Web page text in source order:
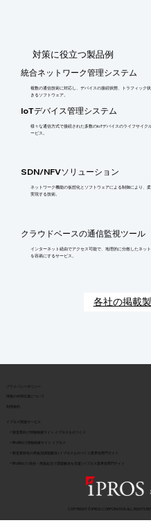
​対策に役立つ製品例
統合ネットワーク管理システム
複数の通信技術に対応し、デバイスの接続状態、トラフィック
きるソフトウェア。
IoTデバイス管理システム
様々な通信方式で接続された多数のIoTデバイスのライフサイ
ービス。
SDN/NFVソリューション
ネットワーク機能の仮想化とソフトウェアによる制御により、
実現する技術。
クラウドベースの通信監視ツール
インターネット経由でアクセス可能で、地理的に分散したネッ
を容易にするサービス。
各社の掲載
​情報の外部伝達について
COPYRIGHT © IPROS CORPORATION ALL RIGHTS
イプロス関連サービス
> 製造業向け情報検索サイト イプロスものづくり
> BtoB向け | 目的・用途起点で課題解決を支援 | イプロス業界別専門サイト
> BtoB向け情報検索サイト イプロス
> 製造業特化の用途別課題解決 | イプロスものづくり業界別専門サイト